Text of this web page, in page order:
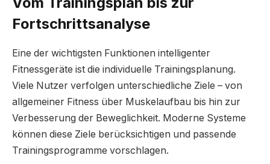
Fortschrittsanalyse
Eine der wichtigsten Funktionen intelligenter
Fitnessgeräte ist die individuelle Trainingsplanung.
Viele Nutzer verfolgen unterschiedliche Ziele – von
allgemeiner Fitness über Muskelaufbau bis hin zur
Verbesserung der Beweglichkeit. Moderne Systeme
können diese Ziele berücksichtigen und passende
Trainingsprogramme vorschlagen.